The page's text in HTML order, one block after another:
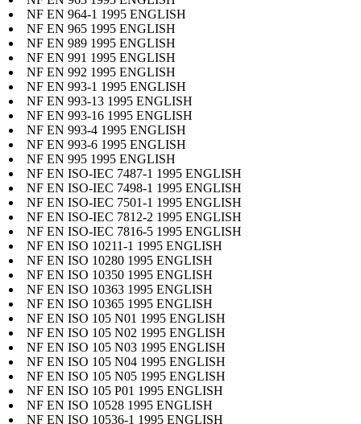
NF EN 964-1 1995 ENGLISH
NF EN 965 1995 ENGLISH
NF EN 989 1995 ENGLISH
NF EN 991 1995 ENGLISH
NF EN 992 1995 ENGLISH
NF EN 993-1 1995 ENGLISH
NF EN 993-13 1995 ENGLISH
NF EN 993-16 1995 ENGLISH
NF EN 993-4 1995 ENGLISH
NF EN 993-6 1995 ENGLISH
NF EN 995 1995 ENGLISH
NF EN ISO-IEC 7487-1 1995 ENGLISH
NF EN ISO-IEC 7498-1 1995 ENGLISH
NF EN ISO-IEC 7501-1 1995 ENGLISH
NF EN ISO-IEC 7812-2 1995 ENGLISH
NF EN ISO-IEC 7816-5 1995 ENGLISH
NF EN ISO 10211-1 1995 ENGLISH
NF EN ISO 10280 1995 ENGLISH
NF EN ISO 10350 1995 ENGLISH
NF EN ISO 10363 1995 ENGLISH
NF EN ISO 10365 1995 ENGLISH
NF EN ISO 105 N01 1995 ENGLISH
NF EN ISO 105 N02 1995 ENGLISH
NF EN ISO 105 N03 1995 ENGLISH
NF EN ISO 105 N04 1995 ENGLISH
NF EN ISO 105 N05 1995 ENGLISH
NF EN ISO 105 P01 1995 ENGLISH
NF EN ISO 10528 1995 ENGLISH
NF EN ISO 10536-1 1995 ENGLISH